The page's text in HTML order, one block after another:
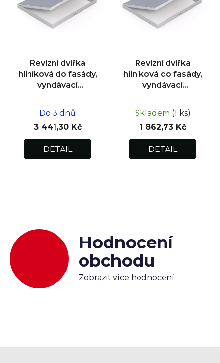
Revizní dvířka
hliníková do fasády,
vyndávací
Do 3 dnů
3 441,30 Kč
DETAIL
Revizní dvířka
hliníková do fasády,
vyndávací
Skladem (1 ks)
1 862,73 Kč
DETAIL
Hodnocení
obchodu
Zobrazit více hodnocení